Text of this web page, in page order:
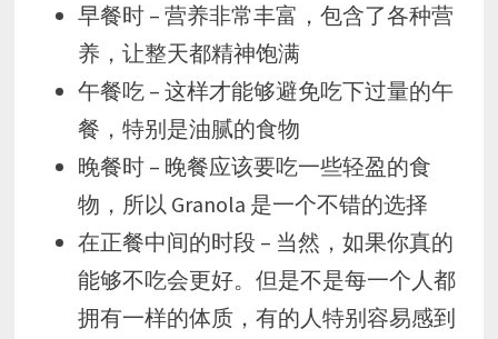
早餐时 – 营养非常丰富，包含了各种营
养，让整天都精神饱满
午餐吃 – 这样才能够避免吃下过量的午
餐，特别是油腻的食物
晚餐时 – 晚餐应该要吃一些轻盈的食
物，所以 Granola 是一个不错的选择
在正餐中间的时段 – 当然，如果你真的
能够不吃会更好。但是不是每一个人都
拥有一样的体质，有的人特别容易感到